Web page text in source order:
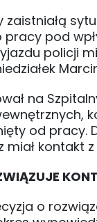
zaistniałą
pracy pod
policji
na
od pracy.
miał kontakt
o